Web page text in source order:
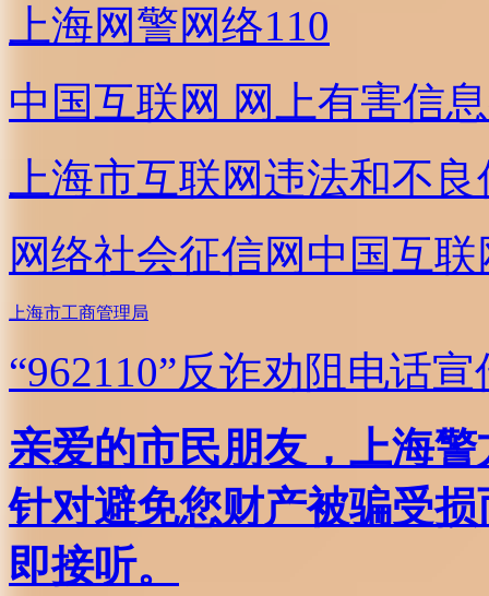
上海网警网络110
中国互联网 网上有害信
上海市互联网违法和不
网络社会征信网 中国互
上海市工商管理局
“962110”反诈劝阻电话宣
亲爱的市民朋友，上海
针对避免您财产被骗受
即接听。